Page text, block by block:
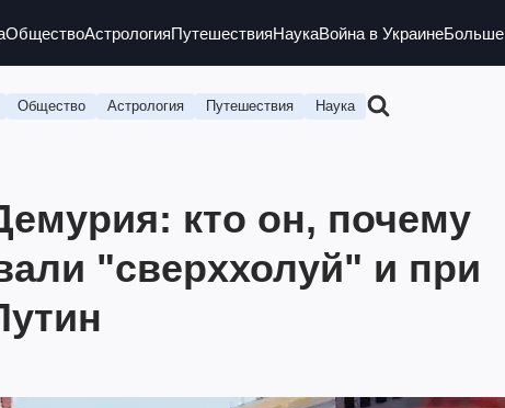
ОбществоАстрологияПутешествияНаукаВойна в УкраинеБольше
Общество Астрология Путешествия Наука
кто он, почему
"сверххолуй" и при